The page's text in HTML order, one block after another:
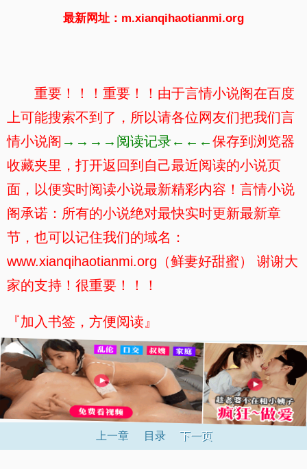
最新网址：m.xianqihaotianmi.org
重要！！！重要！！由于言情小说阁在百度
上可能搜索不到了，所以请各位网友们把我们言
情小说阁 →→→→阅读记录←←←保存到浏览器
收藏夹里，打开返回到自己最近阅读的小说页
面，以便实时阅读小说最新精彩内容！言情小说
阁承诺：所有的小说绝对最快实时更新最新章
节，也可以记住我们的域名：
www.xianqihaotianmi.org（鲜妻好甜蜜） 谢谢大
家的支持！很重要！！！
『加入书签，方便阅读』
上一章 目录 下一页